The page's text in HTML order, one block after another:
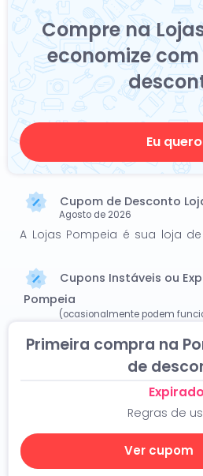
Compre na
economizecom
Eu
Cupom de Desconto
Agosto de 2026
A Lojas Pompeia é sua loja
Lojas Pompeia para você
garantir ótimos descontos.
15% com 0 de desconto e
Pompeia! Todas as
e válidas em Agosto de 2026.
Cupons Instáveis ou
Pompeia
(ocasionalmente podem
Primeira compra na
de
Expirado
Regras de
Ver cupom